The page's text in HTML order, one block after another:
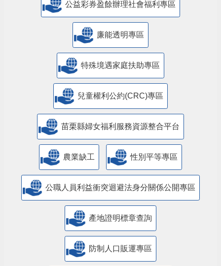
公益彩券盈餘辦理社會福利專區
廉能透明專區
特殊境遇家庭扶助專區
兒童權利公約(CRC)專區
苗栗縣婦女福利服務資源整合平台
農業缺工 性別平等專區
公職人員利益衝突迴避法身分關係公開專區
產地證明標章查詢
防制人口販運專區